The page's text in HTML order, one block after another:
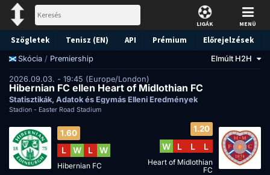
LIGÁK MENÜ
Szögletek Tenisz (EN) API Prémium Előrejelzések
Skócia / Premiership Elmúlt H2H
2026.09.03. - 19:45 (Europe/London)
Hibernian FC ellen Heart of Midlothian FC
Statisztikák, Adatok és Egymás Elleni Eredmények
Stadion - Easter Road Stadium
1.60
L W L W
Hibernian FC
1.20
W L L L
Heart of Midlothian
FC